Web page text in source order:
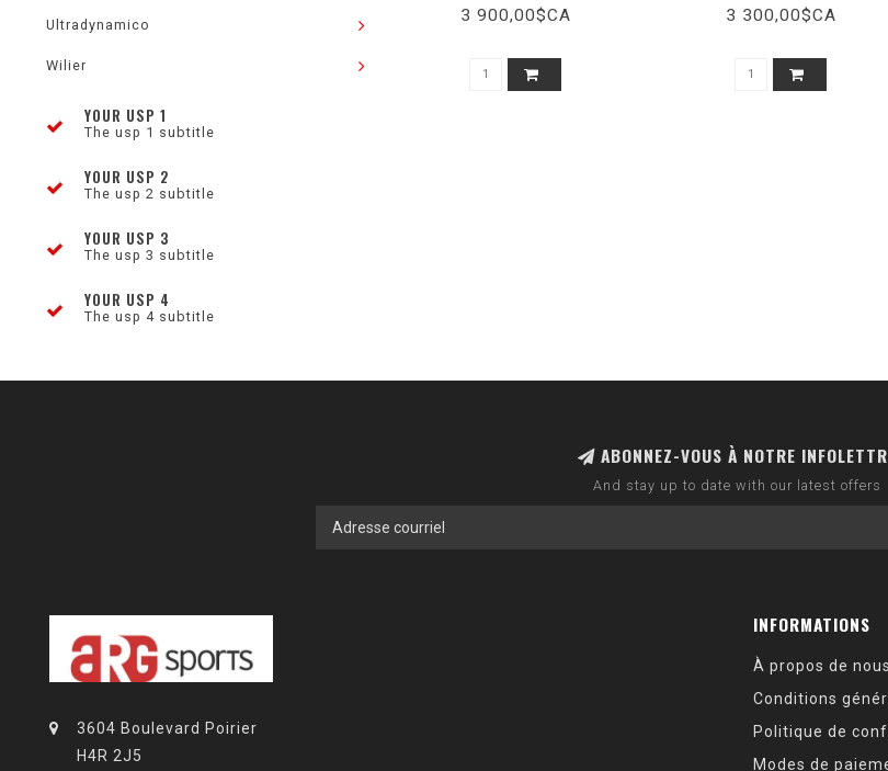
Ultradynamico
Wilier
YOUR USP 1
The usp 1 subtitle
YOUR USP 2
The usp 2 subtitle
YOUR USP 3
The usp 3 subtitle
YOUR USP 4
The usp 4 subtitle
3 900,00$CA 3 300,00$CA
ABONNEZ-VOUS À NOTRE
And stay up to date with our latest offers
3604 Boulevard Poirier
H4R 2J5
INFORMATIONS
À propos de nous
Conditions
Politique de
Modes de